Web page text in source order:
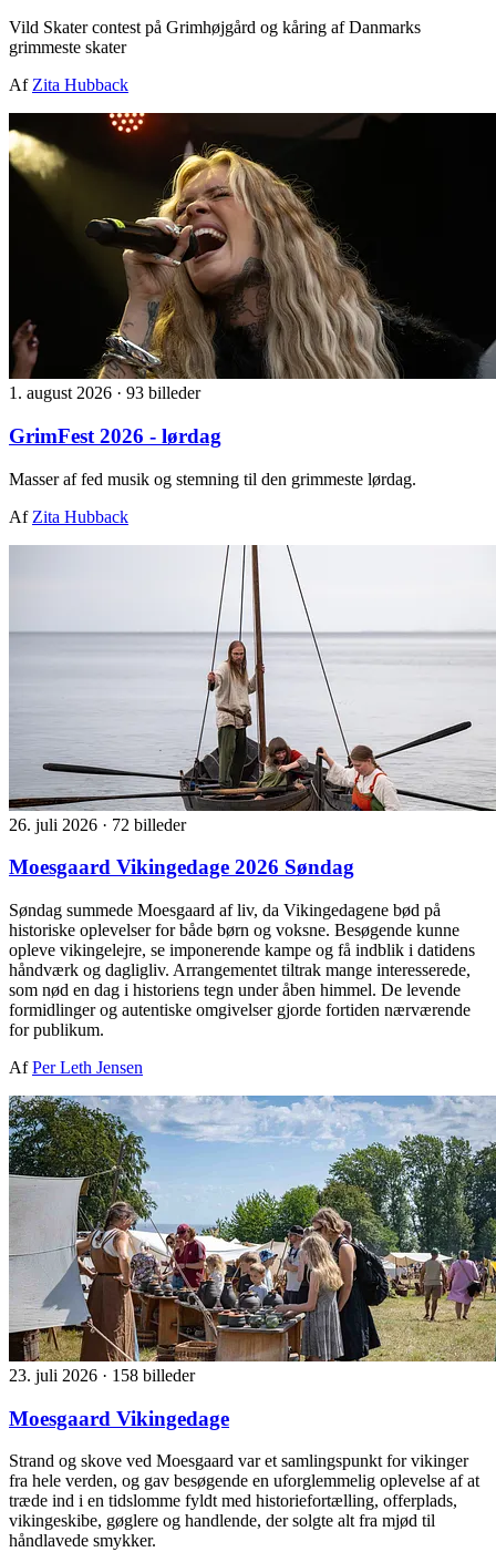
Vild Skater contest på Grimhøjgård og kåring af Danmarks
grimmeste skater
Af Zita Hubback
1. august 2026 · 93 billeder
GrimFest 2026 - lørdag
Masser af fed musik og stemning til den grimmeste lørdag.
Af Zita Hubback
26. juli 2026 · 72 billeder
Moesgaard Vikingedage 2026 Søndag
Søndag summede Moesgaard af liv, da Vikingedagene bød på
historiske oplevelser for både børn og voksne. Besøgende kunne
opleve vikingelejre, se imponerende kampe og få indblik i datidens
håndværk og dagligliv. Arrangementet tiltrak mange interesserede,
som nød en dag i historiens tegn under åben himmel. De levende
formidlinger og autentiske omgivelser gjorde fortiden nærværende
for publikum.
AfPer Leth Jensen
23. juli 2026 · 158 billeder
Moesgaard Vikingedage
Strand og skove ved Moesgaard var et samlingspunkt for vikinger
fra hele verden, og gav besøgende en uforglemmelig oplevelse af at
træde ind i en tidslomme fyldt med historiefortælling, offerplads,
vikingeskibe, gøglere og handlende, der solgte alt fra mjød til
håndlavede smykker.